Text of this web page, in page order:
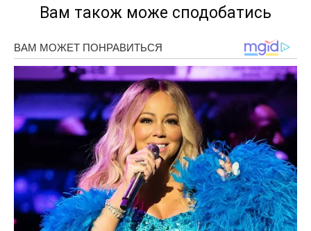
Вам також може сподобатись